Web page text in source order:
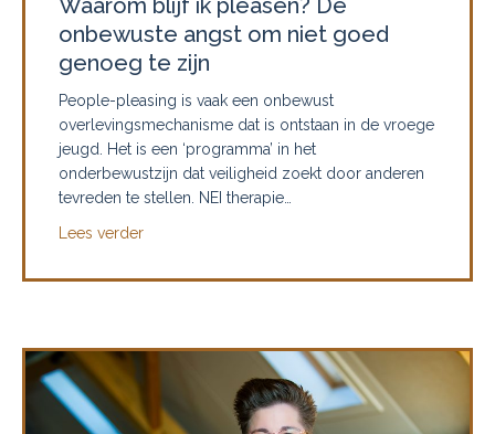
onbewuste angst om niet goed
genoeg te zijn
People-pleasing is vaak een onbewust
overlevingsmechanisme dat is ontstaan in de vroege
jeugd. Het is een ‘programma’ in het
onderbewustzijn dat veiligheid zoekt door anderen
tevreden te stellen. NEI therapie…
Lees verderabout Waarom blijf ik pleasen? De onbewuste